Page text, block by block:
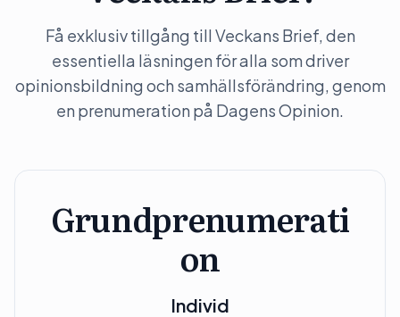
Få exklusiv tillgång till Veckans Brief, den
essentiella läsningen för alla som driver
opinionsbildning och samhällsförändring, genom
en prenumeration på Dagens Opinion.
Grundprenumerati
on
Individ